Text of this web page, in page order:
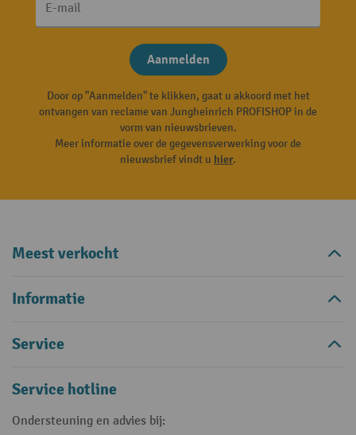
E-mail
Aanmelden
Door op "Aanmelden" te klikken, gaat u akkoord met het
ontvangen van reclame van Jungheinrich PROFISHOP in de
vorm van nieuwsbrieven.
Meer informatie over de gegevensverwerking voor de
nieuwsbrief vindt u hier.
Meest verkocht
Informatie
Service
Service hotline
Ondersteuning en advies bij: